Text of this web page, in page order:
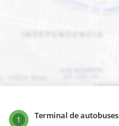
1 Terminal de autobuses